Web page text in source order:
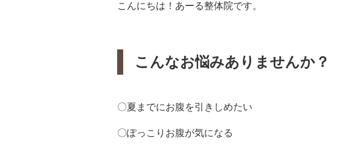
こんにちは！あーる整体院です。
こんなお悩みありませんか？
〇夏までにお腹を引きしめたい
〇ぽっこりお腹が気になる